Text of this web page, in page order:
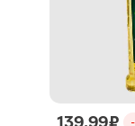
139.99 ₽